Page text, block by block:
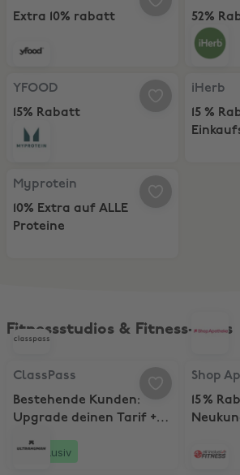
Extra 10% rabatt
52%
YFOOD, 15% Rabatt
YFOOD
15% Rabatt
iHerb, 15
iHerb
15 %
Myprotein, 10% Extra auf ALLE Proteine
Myprotein
10% Extra auf ALLE
Proteine
Fitnessstudios & Fitness-Apps
ClassPass, Bestehende Kunden: Upgrade
ClassPass
Bestehende Kunden:
Upgrade deinen Tarif + 15
Exklusiv
Shop
Shop
15 %